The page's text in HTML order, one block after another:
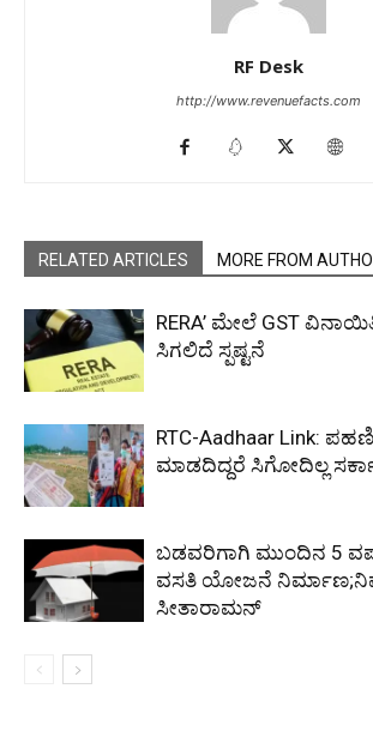
RF Desk
http://www.revenuefacts.com
RELATED ARTICLES MORE FROM
RERA’ ಮೇಲೆ GST
ಸಿಗಲಿದೆ ಸ್ಪಷ್ಟನೆ
RTC-Aadhaar Link:
ಮಾಡದಿದ್ದರೆ ಸಿಗೋದಿಲ್ಲ
ಬಡವರಿಗಾಗಿ ಮುಂದಿನ 5
ವಸತಿ ಯೋಜನೆ
ಸೀತಾರಾಮನ್